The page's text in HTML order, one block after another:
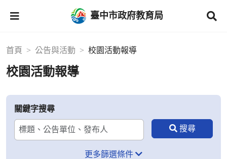
臺中市政府教育局
首頁 公告與活動 校園活動報導
校園活動報導
關鍵字搜尋
更多篩選條件